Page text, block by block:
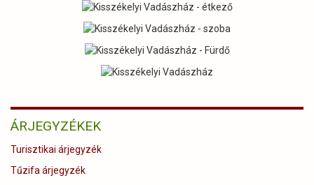
ÁRJEGYZÉKEK
Turisztikai árjegyzék
Tűzifa árjegyzék